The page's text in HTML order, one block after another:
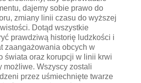
dajemy sobie prawo do
zmiany linii czasu do wyższej
Dotąd wszystkie
prawdziwą historię ludzkości i
zaangażowania obcych w
świata oraz korupcji w linii krwi
możliwe. Wszyscy zostali
przez uśmiechnięte twarze